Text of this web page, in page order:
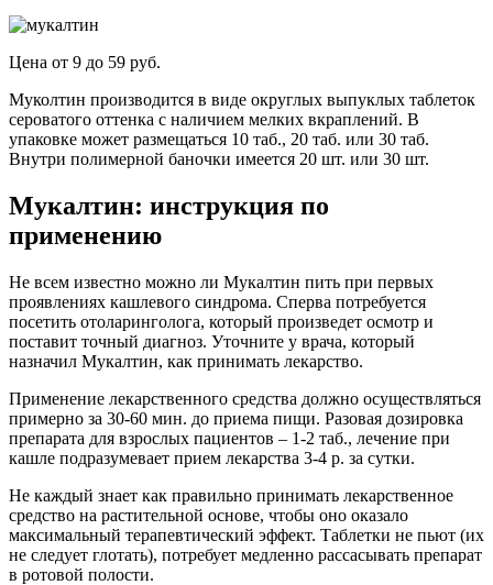
Цена от 9 до 59 руб.
Муколтин производится в виде округлых выпуклых таблеток
сероватого оттенка с наличием мелких вкраплений. В
упаковке может размещаться 10 таб., 20 таб. или 30 таб.
Внутри полимерной баночки имеется 20 шт. или 30 шт.
Мукалтин: инструкция по
применению
Не всем известно можно ли Мукалтин пить при первых
проявлениях кашлевого синдрома. Сперва потребуется
посетить отоларинголога, который произведет осмотр и
поставит точный диагноз. Уточните у врача, который
назначил Мукалтин, как принимать лекарство.
Применение лекарственного средства должно осуществляться
примерно за 30-60 мин. до приема пищи. Разовая дозировка
препарата для взрослых пациентов – 1-2 таб., лечение при
кашле подразумевает прием лекарства 3-4 р. за сутки.
Не каждый знает как правильно принимать лекарственное
средство на растительной основе, чтобы оно оказало
максимальный терапевтический эффект. Таблетки не пьют (их
не следует глотать), потребует медленно рассасывать препарат
в ротовой полости.